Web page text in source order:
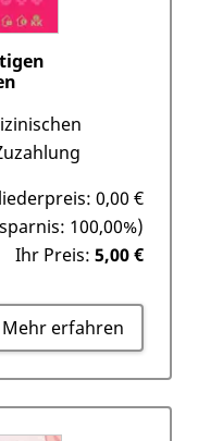
0,00 €
100,00%)
Ihr Preis: 5,00 €
Mehr erfahren